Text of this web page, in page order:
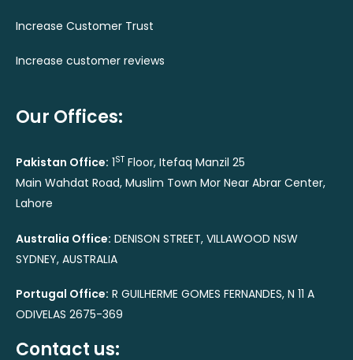
Increase Customer Trust
Increase customer reviews
Our Offices:
Pakistan Office: 1ST Floor, Itefaq Manzil 25
Main Wahdat Road, Muslim Town Mor Near Abrar Center,
Lahore
Australia Office: DENISON STREET, VILLAWOOD NSW
SYDNEY, AUSTRALIA
Portugal Office: R GUILHERME GOMES FERNANDES, N 11 A
ODIVELAS 2675-369
Contact us: